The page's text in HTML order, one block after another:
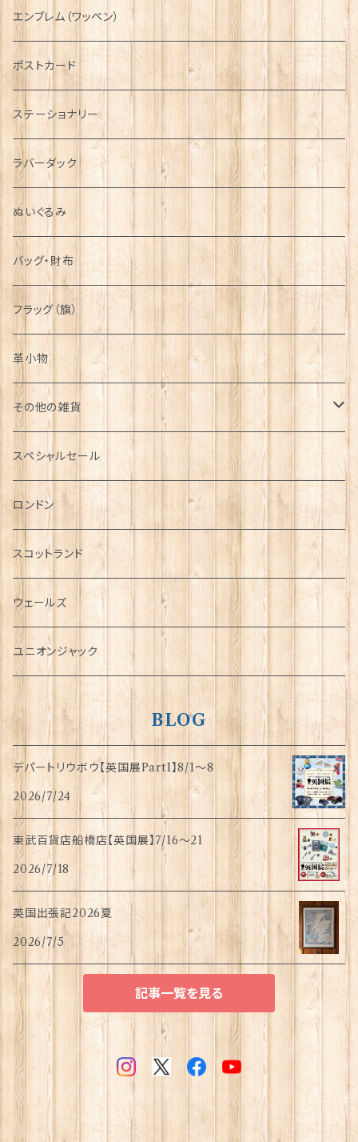
国旗＆紋章
音楽＆楽器
運動＆人物
シンボル
AIRFORCE
エンブレム（ワッペン）
ポストカード
ステーショナリー
ラバーダック
ぬいぐるみ
バッグ・財布
フラッグ（旗）
革小物
その他の雑貨
ミニカー
チャーム
犬グッズ
傘
指貫(シンブル)
スペシャルセール
ロンドン
スコットランド
ウェールズ
ユニオンジャック
BLOG
デパートリウボウ【英国展Part1】8/1〜8
2026/7/24
東武百貨店船橋店【英国展】7/16～21
2026/7/18
英国出張記2026夏
2026/7/5
記事一覧を見る